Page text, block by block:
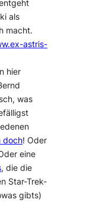
als
macht.
astris-
hier
was
doch! Oder
eine
, die die
Star-Trek-
gibts)